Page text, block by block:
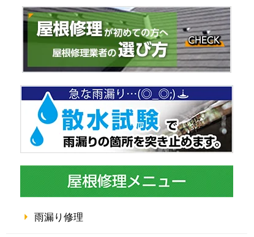
雨漏り修理